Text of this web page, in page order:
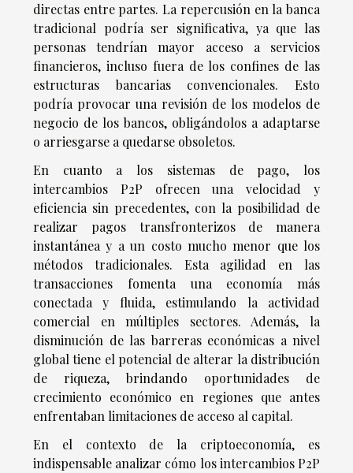
directas entre partes. La repercusión en la banca
tradicional podría ser significativa, ya que las
personas tendrían mayor acceso a servicios
financieros, incluso fuera de los confines de las
estructuras bancarias convencionales. Esto
podría provocar una revisión de los modelos de
negocio de los bancos, obligándolos a adaptarse
o arriesgarse a quedarse obsoletos.
En cuanto a los sistemas de pago, los
intercambios P2P ofrecen una velocidad y
eficiencia sin precedentes, con la posibilidad de
realizar pagos transfronterizos de manera
instantánea y a un costo mucho menor que los
métodos tradicionales. Esta agilidad en las
transacciones fomenta una economía más
conectada y fluida, estimulando la actividad
comercial en múltiples sectores. Además, la
disminución de las barreras económicas a nivel
global tiene el potencial de alterar la distribución
de riqueza, brindando oportunidades de
crecimiento económico en regiones que antes
enfrentaban limitaciones de acceso al capital.
En el contexto de la criptoeconomía, es
indispensable analizar cómo los intercambios P2P